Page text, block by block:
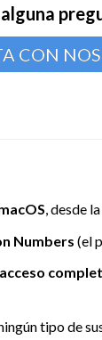
CON
, desde
Numbers (el
tipo de